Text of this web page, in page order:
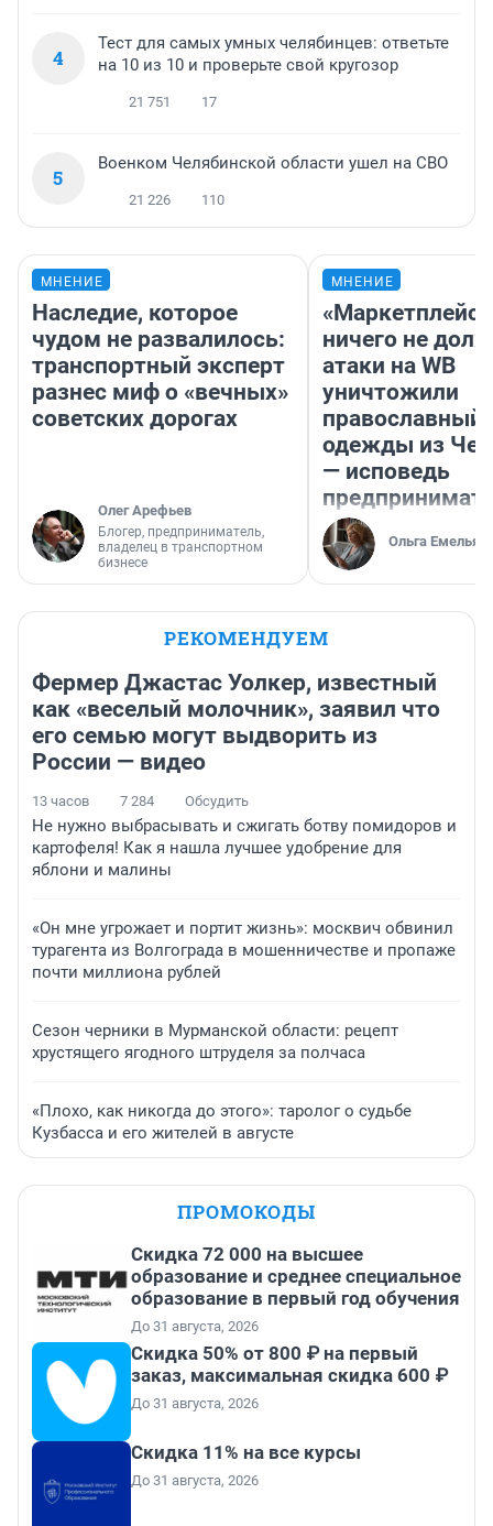
4
Тест для самых умных челябинцев: ответьте
на 10 из 10 и проверьте свой кругозор
21 751 17
5
Военком Челябинской области ушел на СВО
21 226 110
МНЕНИЕ
Наследие, которое
чудом не развалилось:
транспортный эксперт
разнес миф о «вечных»
советских дорогах
Олег Арефьев
Блогер, предприниматель,
владелец в транспортном
бизнесе
МНЕНИЕ
«Маркетплейс
ничего не
атаки на WB
уничтожили
православный
одежды из
— исповедь
Ольга
РЕКОМЕНДУЕМ
Фермер Джастас Уолкер, известный
как «веселый молочник», заявил что
его семью могут выдворить из
России — видео
13 часов 7 284 Обсудить
Не нужно выбрасывать и сжигать ботву помидоров и
картофеля! Как я нашла лучшее удобрение для
яблони и малины
«Он мне угрожает и портит жизнь»: москвич обвинил
турагента из Волгограда в мошенничестве и пропаже
почти миллиона рублей
Сезон черники в Мурманской области: рецепт
хрустящего ягодного штруделя за полчаса
«Плохо, как никогда до этого»: таролог о судьбе
Кузбасса и его жителей в августе
ПРОМОКОДЫ
Скидка 72 000 на высшее
образование и среднее специальное
образование в первый год обучения
До 31 августа, 2026
Скидка 50% от 800 ₽ на первый
заказ, максимальная скидка 600 ₽
До 31 августа, 2026
Скидка 11% на все курсы
До 31 августа, 2026